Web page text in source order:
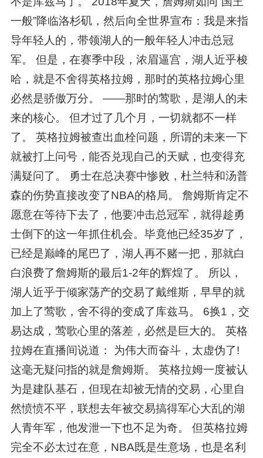
一般”降临洛杉矶，然后向全世界宣布：我是来指
导年轻人的，带领湖人的一般年轻人冲击总冠
军。 但是，在赛季中段，浓眉逼宫，湖人近乎梭
哈，就是不舍得英格拉姆，那时的英格拉姆心里
必然是骄傲万分。 ——那时的莺歌，是湖人的未
来的核心。 但才过了几个月，一切就都不一样
了。 英格拉姆被查出血栓问题，所谓的未来一下
就被打上问号，能否兑现自己的天赋，也变得充
满疑问了。 勇士在总决赛中惨败，杜兰特和汤普
森的伤势直接改变了NBA的格局。 詹姆斯肯定不
愿意在等待下去了，他要冲击总冠军，就得趁勇
士倒下的这一年抓住机会。毕竟他已经35岁了，
已经是巅峰的尾巴了，湖人再不赌一把，那就白
白浪费了詹姆斯的最后1-2年的辉煌了。 所以，
湖人近乎于倾家荡产的交易了戴维斯，早早的就
加上了莺歌，舍不得的变成了库兹马。 6换1，交
易达成，莺歌心里的落差，必然是巨大的。 英格
拉姆在直播间说道： 为伟大而奋斗，太虚伪了!
这毫无疑问指的就是詹姆斯。 英格拉姆一度被认
为是建队基石，但现在却被无情的交易，心里自
然愤愤不平，联想去年被交易搞得军心大乱的湖
人青年军，他发泄一下也不足为奇。 但英格拉姆
完全不必太过在意，NBA既是生意场，也是名利